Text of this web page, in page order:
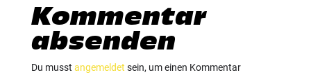
Kommentar
absenden
Du musst angemeldet sein, um einen Kommentar